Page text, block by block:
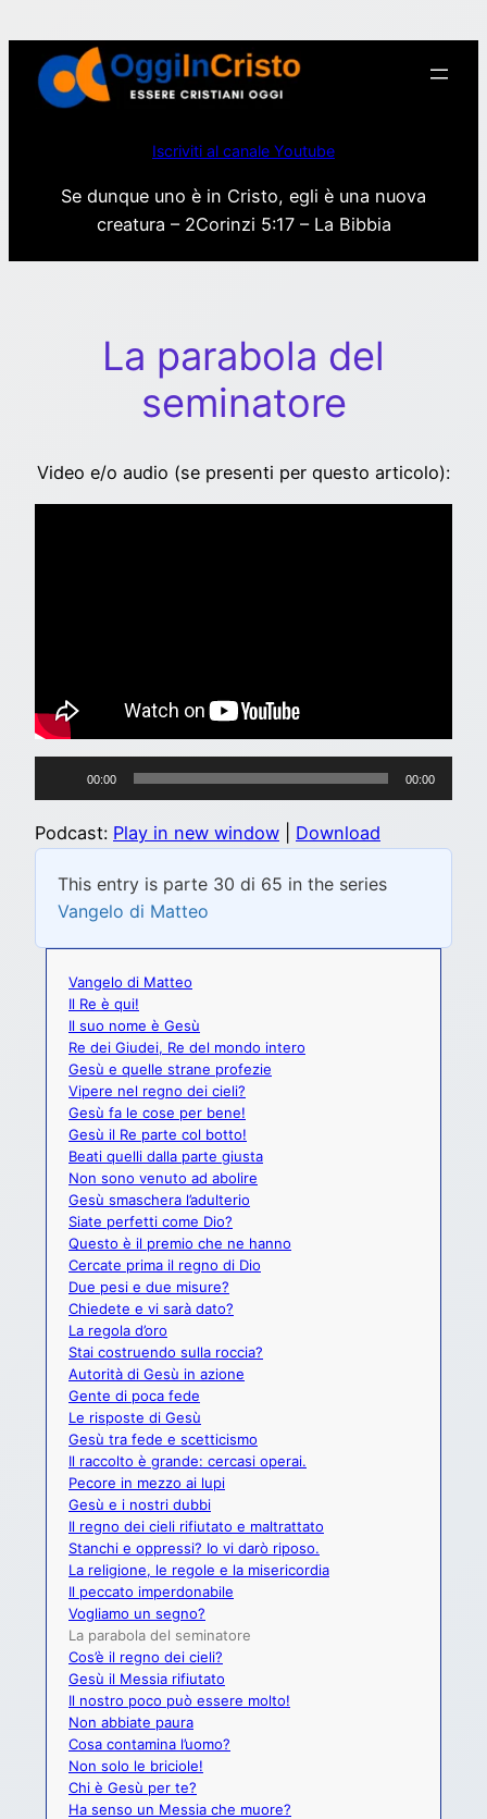
contenuto
Iscriviti al canale Youtube
Se dunque uno è in Cristo, egli è una nuova
creatura – 2Corinzi 5:17 – La Bibbia
La parabola del
seminatore
Video e/o audio (se presenti per questo articolo):
Player
00:00 00:00
Podcast: Play in new window Download
This entry is parte 30 di 65 in the series
Vangelo di Matteo
Vangelo di Matteo
Il Re è qui!
Il suo nome è Gesù
Re dei Giudei, Re del mondo intero
Gesù e quelle strane profezie
Vipere nel regno dei cieli?
Gesù fa le cose per bene!
Gesù il Re parte col botto!
Beati quelli dalla parte giusta
Non sono venuto ad abolire
Gesù smaschera l’adulterio
Siate perfetti come Dio?
Questo è il premio che ne hanno
Cercate prima il regno di Dio
Due pesi e due misure?
Chiedete e vi sarà dato?
La regola d’oro
Stai costruendo sulla roccia?
Autorità di Gesù in azione
Gente di poca fede
Le risposte di Gesù
Gesù tra fede e scetticismo
Il raccolto è grande: cercasi operai.
Pecore in mezzo ai lupi
Gesù e i nostri dubbi
Il regno dei cieli rifiutato e maltrattato
Stanchi e oppressi? Io vi darò riposo.
La religione, le regole e la misericordia
Il peccato imperdonabile
Vogliamo un segno?
La parabola del seminatore
Cos’è il regno dei cieli?
Gesù il Messia rifiutato
Il nostro poco può essere molto!
Non abbiate paura
Cosa contamina l’uomo?
Non solo le briciole!
Chi è Gesù per te?
Ha senso un Messia che muore?